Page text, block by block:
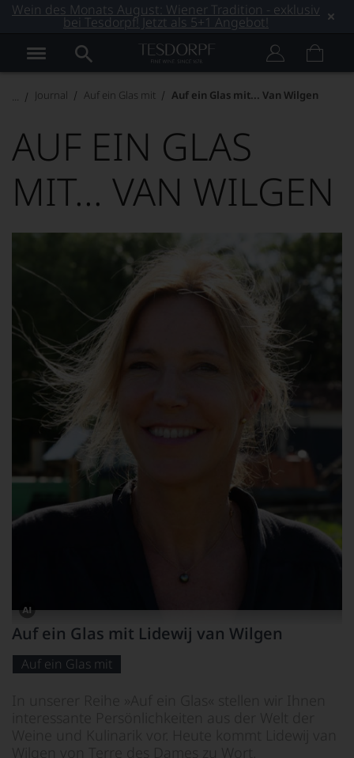
Wein des Monats August: Wiener Tradition - exklusiv
bei Tesdorpf! Jetzt als 5+1 Angebot!
Journal Auf ein Glas mit Auf ein Glas mit... Van Wilgen
AUF EIN GLAS
MIT... VAN WILGEN
Dieses
Bild
mithilfe
von
Auf ein Glas mit Lidewij van Wilgen
Auf ein Glas mit